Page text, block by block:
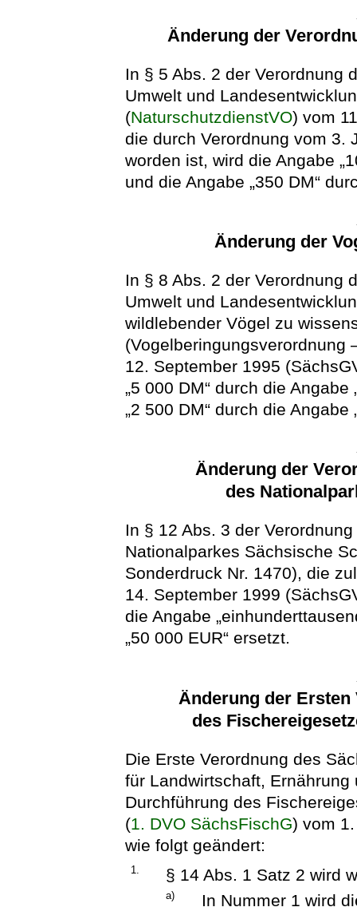
Änderung der
In § 5 Abs. 2 der Verordnung
Umwelt und
(NaturschutzdienstVO) vom
die durch Verordnung vom 3.
worden ist, wird die Angabe
und die Angabe „350 DM“
Änderung der
In § 8 Abs. 2 der Verordnung
Umwelt und
wildlebender Vögel zu
(Vogelberingungsverordnung
12. September 1995
„5 000 DM“ durch die
„2 500 DM“ durch die Angabe
Änderung der
des
In § 12 Abs. 3 der
Nationalparkes Sächsische
Sonderdruck Nr. 1470), die
14. September 1999
die Angabe
„50 000 EUR“ ersetzt.
Änderung der
des
Die Erste Verordnung des
für Landwirtschaft, Ernährung
Durchführung des
(1. DVO SächsFischG) vom
wie folgt geändert:
1. § 14 Abs. 1 Satz 2 wird
a)
In Nummer 1 wird